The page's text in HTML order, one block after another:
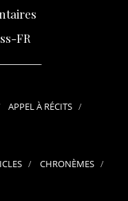
FR
APPEL À RÉCITS
CHRONÈMES